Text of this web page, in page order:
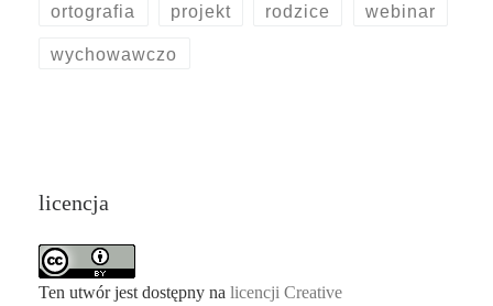
ortografia projekt rodzice webinar
wychowawczo
licencja
Ten utwór jest dostępny nalicencji Creative